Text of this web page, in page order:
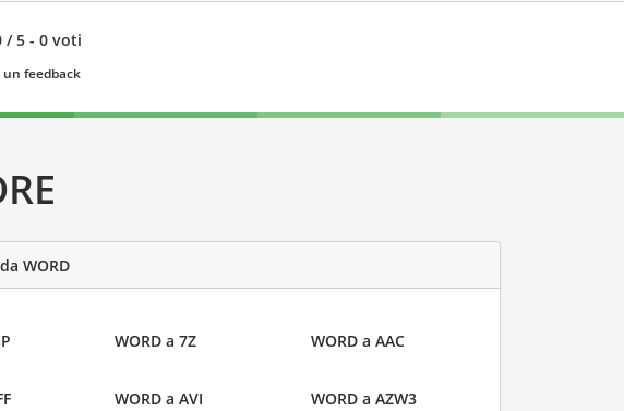
/ 5 - 0 voti
feedback
WORD
WORD a 7Z WORD a AAC
WORD a AVI WORD a AZW3